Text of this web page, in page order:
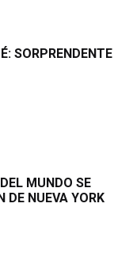
SORPRENDENTE
MUNDO SE
DE NUEVA YORK